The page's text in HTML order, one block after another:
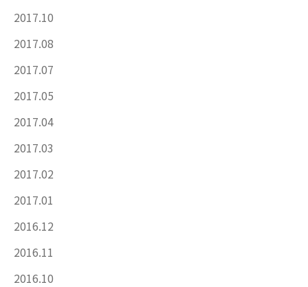
2017.10
2017.08
2017.07
2017.05
2017.04
2017.03
2017.02
2017.01
2016.12
2016.11
2016.10